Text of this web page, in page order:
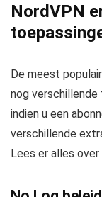
NordVPN
De meest
nog
indien u een
verschillende
Lees er alles